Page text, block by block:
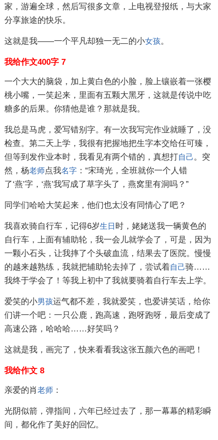
家，游遍全球，然后写很多文章，上电视登报纸，与大家
分享旅途的快乐。
这就是我——一个平凡却独一无二的小女孩。
我给作文400字 7
一个大大的脑袋，加上黄白色的小脸，脸上镶嵌着一张樱
桃小嘴，一笑起来，里面有五颗大黑牙，这就是传说中吃
糖多的后果。你猜他是谁？那就是我。
我总是马虎，爱写错别字。有一次我写完作业就睡了，没
检查。第二天上学，我很有把握地把生字本交给任可臻，
但等到发作业本时，我看见有两个错的，真想打自己。突
然，杨老师点我名字：“宋琦光，全班就你一个人错
了‘燕’字，‘燕’我写成了草字头了，燕窝里有洞吗？”
同学们哈哈大笑起来，他们也太没有同情心了吧？
我喜欢骑自行车，记得6岁生日 时，姥姥送我一辆黄色的
自行车，上面有辅助轮，我一会儿就学会了，可是，因为
一颗小石头，让我摔了个头破血流，结果去了医院。慢慢
的越来越熟练，我就把辅助轮去掉了，尝试着自己骑……
我终于学会了！等我上初中了我就要骑着自行车去上学。
爱笑的小男孩运气都不差，我就爱笑，也爱讲笑话，给你
们讲一个吧：一只公鹿，跑高速，跑呀跑呀，最后变成了
高速公路，哈哈哈……好笑吗？
这就是我，画完了，快来看看我这张五颜六色的画吧！
我给作文 8
亲爱的肖老师：
光阴似箭，弹指间，六年已经过去了，那一幕幕的精彩瞬
间，都化作了美好的回忆。